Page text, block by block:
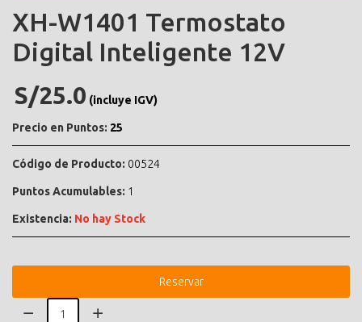
XH-W1401 Termostato
Digital Inteligente 12V
S/25.0 (incluye IGV)
Precio en Puntos: 25
Código de Producto: 00524
Puntos Acumulables: 1
Existencia: No hay Stock
Reservar